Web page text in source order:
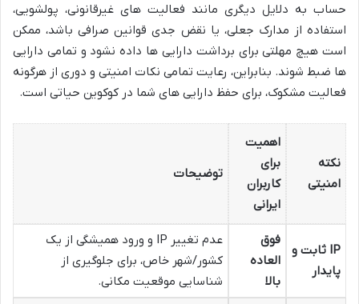
حساب به دلایل دیگری مانند فعالیت های غیرقانونی، پولشویی،
استفاده از مدارک جعلی، یا نقض جدی قوانین صرافی باشد، ممکن
است هیچ مهلتی برای برداشت دارایی ها داده نشود و تمامی دارایی
ها ضبط شوند. بنابراین، رعایت تمامی نکات امنیتی و دوری از هرگونه
فعالیت مشکوک، برای حفظ دارایی های شما در کوکوین حیاتی است.
نکته
امنیتی
اهمیت
برای
کاربران
ایرانی
توضیحات
IP ثابت و
پایدار
فوق
العاده
بالا
عدم تغییر IP و ورود همیشگی از یک
کشور/شهر خاص، برای جلوگیری از
شناسایی موقعیت مکانی.